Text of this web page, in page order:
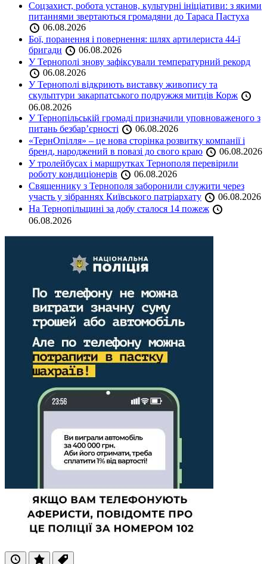
Соцзахист, робота установ, культурні ініціативи: з якими
питаннями звертаються громадяни до Тараса Пастуха
06.08.2026
Бої, поранення і повернення: шлях артилериста 44-ї
бригади
06.08.2026
У Тернополі знову зафіксували температурний рекорд
06.08.2026
У Тернополі відкриють виставку живопису та
скульптури закарпатського подружжя митців Корж
06.08.2026
У Тернопільській громаді призначили уповноваженого з
питань безбар’єрності
06.08.2026
«ТернОпілля» – це нова сторінка розвитку компанії і
бренд, народжений в повазі до свого краю
06.08.2026
У тролейбусах і маршрутках Тернополя перевірили
роботу кондиціонерів
06.08.2026
Священнику з Тернополя заборонили служити через
участь у зібраннях Київського патріархату
06.08.2026
На Тернопільщині за добу сталося 14 пожеж
06.08.2026